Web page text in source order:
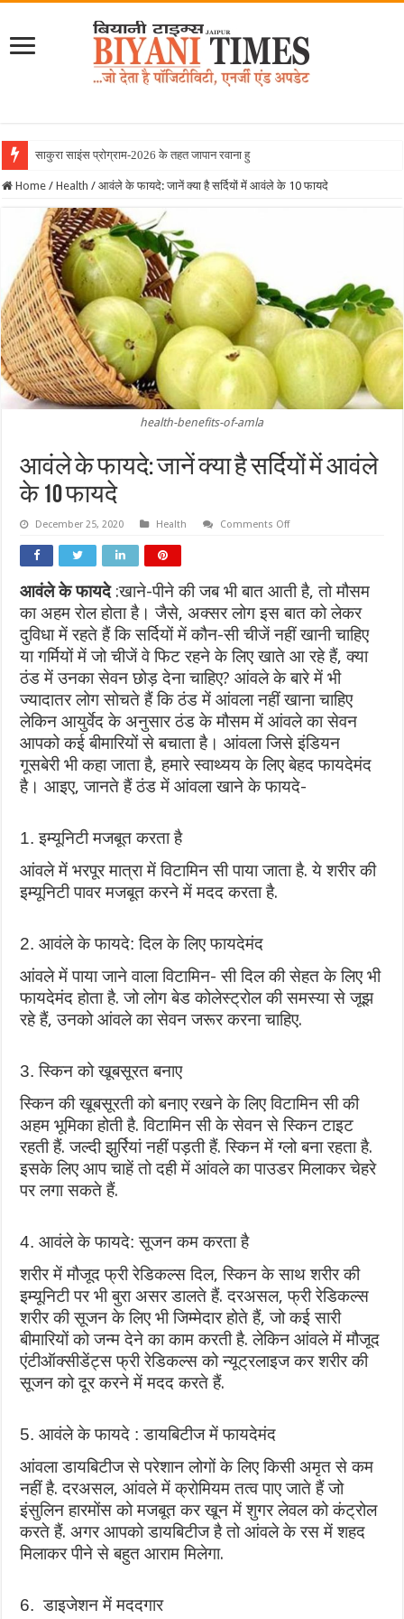
साकुरा साइंस प्रोग्राम-2026 के तहत जापान रवाना हुई बियानी ग्रुप
Home / Health / आवंले के फायदे: जानें क्या है सर्दियों में आवंले के 10 फायदे
health-benefits-of-amla
आवंले के फायदे: जानें क्या है सर्दियों में आवंले
के 10 फायदे
December 25, 2020 Health Comments Offon
क्या
है
सर्दियों
में
आवंले
के
10
फायदे
आवंले के फायदे:खाने-पीने की जब भी बात आती है, तो मौसम
का अहम रोल होता है। जैसे, अक्सर लोग इस बात को लेकर
दुविधा में रहते हैं कि सर्दियों में कौन-सी चीजें नहीं खानी चाहिए
या गर्मियों में जो चीजें वे फिट रहने के लिए खाते आ रहे हैं, क्या
ठंड में उनका सेवन छोड़ देना चाहिए? आंवले के बारे में भी
ज्यादातर लोग सोचते हैं कि ठंड में आंवला नहीं खाना चाहिए
लेकिन आयुर्वेद के अनुसार ठंड के मौसम में आंवले का सेवन
आपको कई बीमारियों से बचाता है। आंवला जिसे इंडियन
गूसबेरी भी कहा जाता है, हमारे स्वाथ्यय के लिए बेहद फायदेमंद
है। आइए, जानते हैं ठंड में आंवला खाने के फायदे-
1. इम्यूनिटी मजबूत करता है
आंवले में भरपूर मात्रा में विटामिन सी पाया जाता है. ये शरीर की
इम्यूनिटी पावर मजबूत करने में मदद करता है.
2. आवंले के फायदे: दिल के लिए फायदेमंद
आंवले में पाया जाने वाला विटामिन- सी दिल की सेहत के लिए भी
फायदेमंद होता है. जो लोग बेड कोलेस्ट्रोल की समस्या से जूझ
रहे हैं, उनको आंवले का सेवन जरूर करना चाहिए.
3. स्किन को खूबसूरत बनाए
स्किन की खूबसूरती को बनाए रखने के लिए विटामिन सी की
अहम भूमिका होती है. विटामिन सी के सेवन से स्किन टाइट
रहती हैं. जल्दी झुर्रियां नहीं पड़ती हैं. स्किन में ग्लो बना रहता है.
इसके लिए आप चाहें तो दही में आंवले का पाउडर मिलाकर चेहरे
पर लगा सकते हैं.
4. आवंले के फायदे: सूजन कम करता है
शरीर में मौजूद फ्री रेडिकल्स दिल, स्किन के साथ शरीर की
इम्यूनिटी पर भी बुरा असर डालते हैं. दरअसल, फ्री रेडिकल्स
शरीर की सूजन के लिए भी जिम्मेदार होते हैं, जो कई सारी
बीमारियों को जन्म देने का काम करती है. लेकिन आंवले में मौजूद
एंटीऑक्सीडेंट्स फ्री रेडिकल्स को न्यूट्रलाइज कर शरीर की
सूजन को दूर करने में मदद करते हैं.
5. आवंले के फायदे : डायबिटीज में फायदेमंद
आंवला डायबिटीज से परेशान लोगों के लिए किसी अमृत से कम
नहीं है. दरअसल, आंवले में क्रोमियम तत्‍व पाए जाते हैं जो
इंसुलिन हारमोंस को मजबूत कर खून में शुगर लेवल को कंट्रोल
करते हैं. अगर आपको डायबिटीज है तो आंवले के रस में शहद
मिलाकर पीने से बहुत आराम मिलेगा.
6. डाइजेशन में मददगार